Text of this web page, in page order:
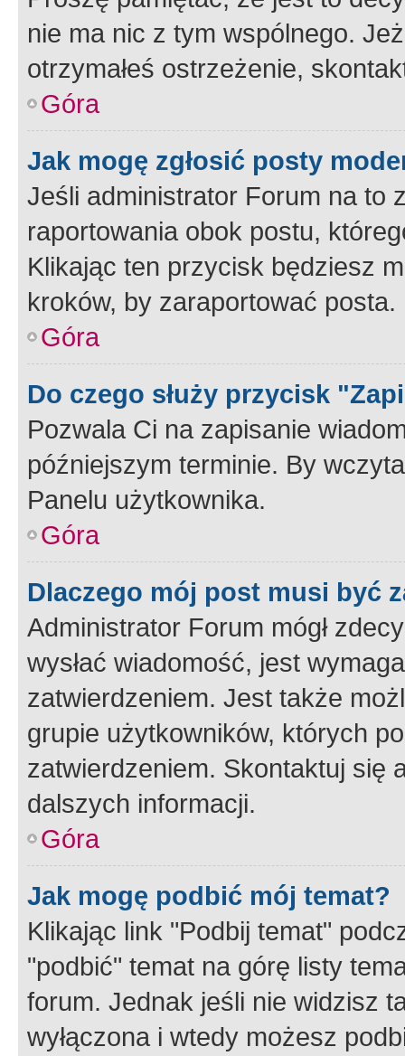
nie ma nic z tym wspólnego.
otrzymałeś ostrzeżenie,
Góra
Jak mogę zgłosić posty
Jeśli administrator Forum na to
raportowania obok postu,
Klikając ten przycisk będziesz
kroków, by zaraportować posta.
Góra
Do czego służy przycisk
Pozwala Ci na zapisanie
późniejszym terminie. By
Panelu użytkownika.
Góra
Dlaczego mój post musi być
Administrator Forum mógł
wysłać wiadomość, jest
zatwierdzeniem. Jest także
grupie użytkowników, których
zatwierdzeniem. Skontaktuj się
dalszych informacji.
Góra
Jak mogę podbić mój temat?
Klikając link "Podbij temat"
"podbić" temat na górę listy
forum. Jednak jeśli nie widzisz
wyłączona i wtedy możesz